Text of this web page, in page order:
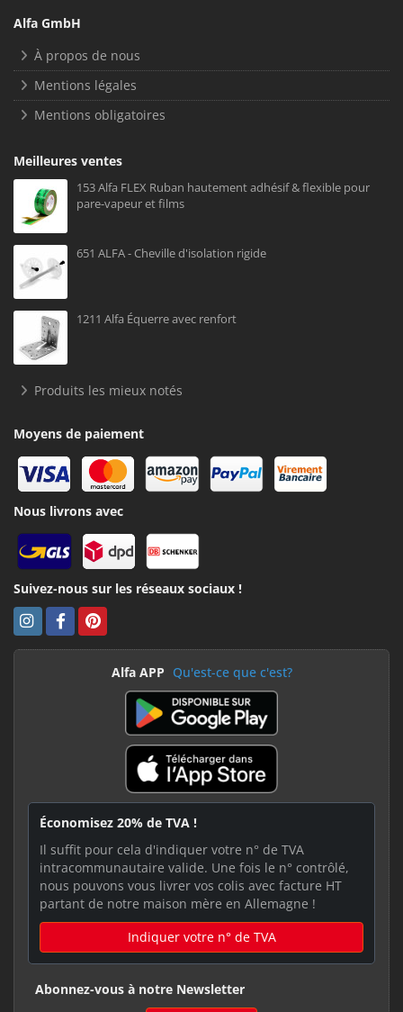
Alfa GmbH
À propos de nous
Mentions légales
Mentions obligatoires
Meilleures ventes
153 Alfa FLEX Ruban hautement adhésif & flexible pour
pare-vapeur et films
651 ALFA - Cheville d'isolation rigide
1211 Alfa Équerre avec renfort
Produits les mieux notés
Moyens de paiement
Nous livrons avec
Suivez-nous sur les réseaux sociaux !
Alfa APP Qu'est-ce que c'est?
Économisez 20% de TVA !
Il suffit pour cela d'indiquer votre n° de TVA
intracommunautaire valide. Une fois le n° contrôlé,
nous pouvons vous livrer vos colis avec facture HT
partant de notre maison mère en Allemagne !
Indiquer votre n° de TVA
Abonnez-vous à notre Newsletter